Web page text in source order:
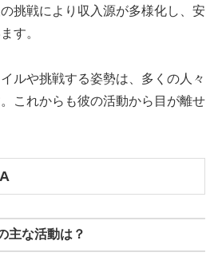
挑戦により収入源が多様化し、安
す。
ルや挑戦する姿勢は、多くの人々
これからも彼の活動から目が離せ
主な活動は？